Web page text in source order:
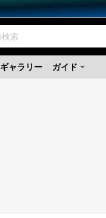
ギャラリー ガイド